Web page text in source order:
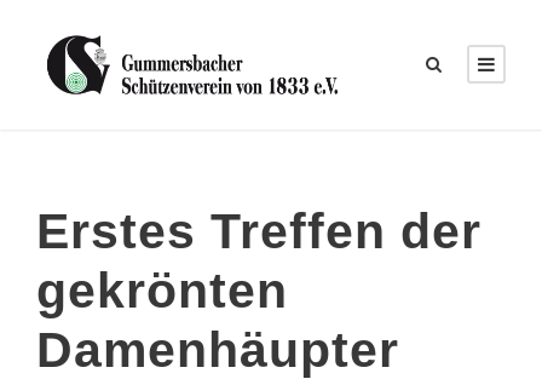
Erstes Treffen der
gekrönten
Damenhäupter